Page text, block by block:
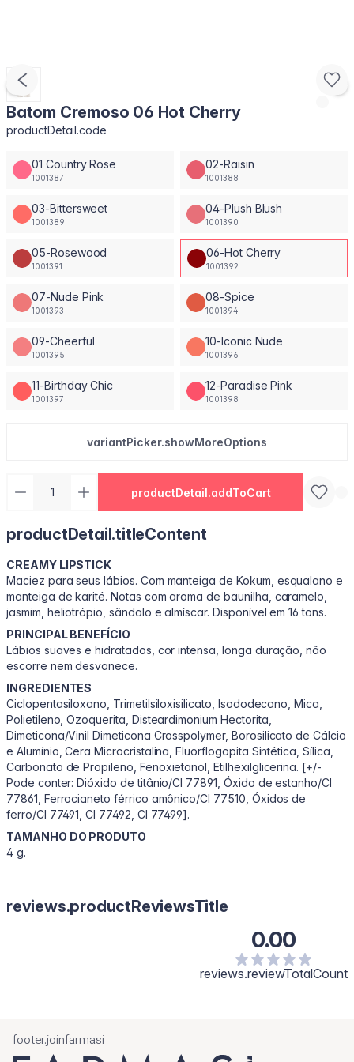
Batom Cremoso 06 Hot Cherry
productDetail.code
01 Country Rose
1001387
02-Raisin
1001388
03-Bittersweet
1001389
04-Plush Blush
1001390
05-Rosewood
1001391
06-Hot Cherry
1001392
07-Nude Pink
1001393
08-Spice
1001394
09-Cheerful
1001395
10-Iconic Nude
1001396
11-Birthday Chic
1001397
12-Paradise Pink
1001398
variantPicker.showMoreOptions
productDetail.addToCart
productDetail.titleContent
CREAMY LIPSTICK
Maciez para seus lábios. Com manteiga de Kokum, esqualano e
manteiga de karité. Notas com aroma de baunilha, caramelo,
jasmim, heliotrópio, sândalo e almíscar. Disponível em 16 tons.
PRINCIPAL BENEFÍCIO
Lábios suaves e hidratados, cor intensa, longa duração, não
escorre nem desvanece.
INGREDIENTES
Ciclopentasiloxano, Trimetilsiloxisilicato, Isododecano, Mica,
Polietileno, Ozoquerita, Disteardimonium Hectorita,
Dimeticona/Vinil Dimeticona Crosspolymer, Borosilicato de Cálcio
e Alumínio, Cera Microcristalina, Fluorflogopita Sintética, Sílica,
Carbonato de Propileno, Fenoxietanol, Etilhexilglicerina. [+/-
Pode conter: Dióxido de titânio/CI 77891, Óxido de estanho/CI
77861, Ferrocianeto férrico amônico/CI 77510, Óxidos de
ferro/CI 77491, CI 77492, CI 77499].
TAMANHO DO PRODUTO
4 g.
reviews.productReviewsTitle
0.00
reviews.reviewTotalCount
footer.joinfarmasi